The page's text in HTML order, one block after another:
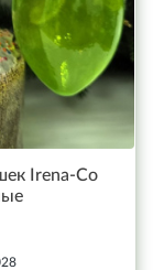
Irena-Co